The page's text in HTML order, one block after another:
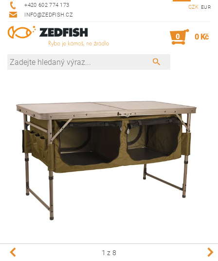
+420 602 774 173
INFO@ZEDFISH.CZ
CZK EUR
0 0 Kč
1 z 8